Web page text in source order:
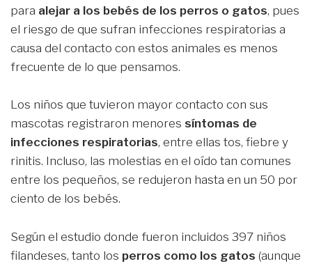
para alejar a los bebés de los perros o gatos, pues
el riesgo de que sufran infecciones respiratorias a
causa del contacto con estos animales es menos
frecuente de lo que pensamos.
Los niños que tuvieron mayor contacto con sus
mascotas registraron menores síntomas de
infecciones respiratorias, entre ellas tos, fiebre y
rinitis. Incluso, las molestias en el oído tan comunes
entre los pequeños, se redujeron hasta en un 50 por
ciento de los bebés.
Según el estudio donde fueron incluidos 397 niños
filandeses, tanto los perros como los gatos (aunque